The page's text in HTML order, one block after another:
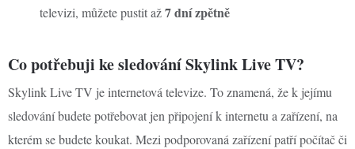
televizi, můžete pustit až7 dní zpětně
Co potřebuji ke sledování Skylink Live TV?
Skylink Live TV je internetová televize. To znamená, že k jejímu
sledování budete potřebovat jen připojení k internetu a zařízení, na
kterém se budete koukat. Mezi podporovaná zařízení patří počítač či